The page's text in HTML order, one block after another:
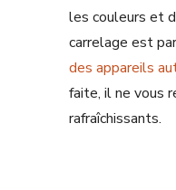
les couleurs et
carrelage est
des appareils
faite, il ne vous
rafraîchissants.